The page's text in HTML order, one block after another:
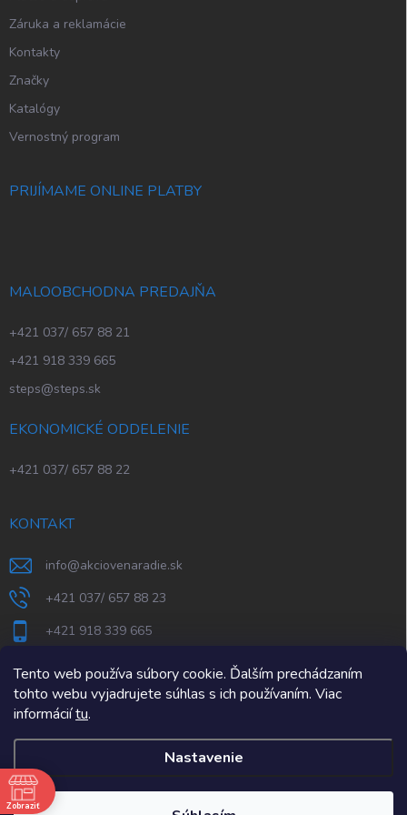
Tento web používa súbory cookie. Ďalším prechádzaním
tohto webu vyjadrujete súhlas s ich používaním. Viac
informáciítu.
Nastavenie
Záruka a reklamácie
Kontakty
Značky
Katalógy
Vernostný program
PRIJÍMAME ONLINE PLATBY
MALOOBCHODNA PREDAJŇA
+421 037/ 657 88 21
+421 918 339 665
steps@steps.sk
EKONOMICKÉ ODDELENIE
+421 037/ 657 88 22
KONTAKT
info@akciovenaradie.sk
+421 037/ 657 88 23
+421 918 339 665
STEPS Nitra
AkcioveNaradie.sk
Zobraziť